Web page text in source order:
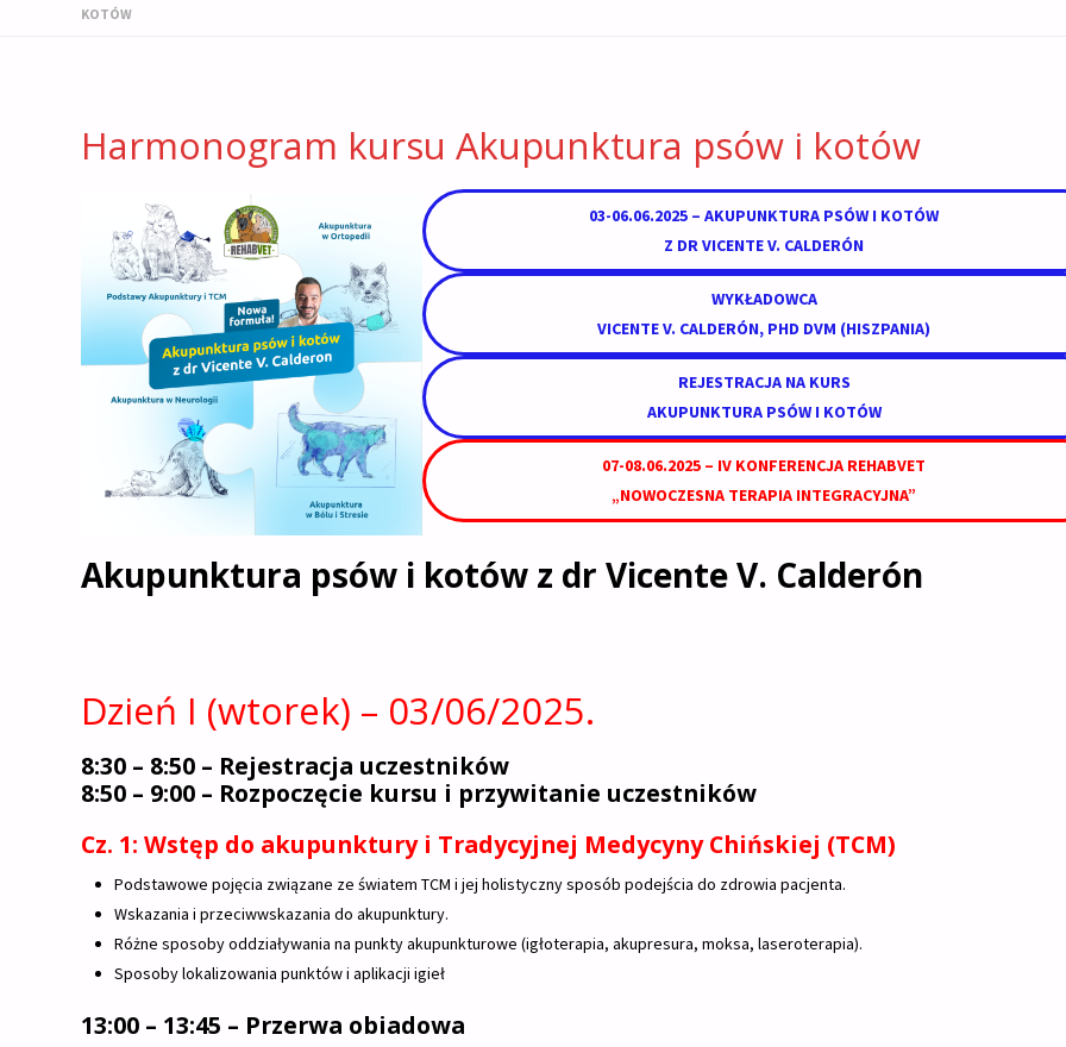
GŁÓWNA
KOTÓW
Harmonogram kursu Akupunktura psów i kotów
03-06.06.2025 – AKUPUNKTURA PSÓW I KOTÓW
Z DR VICENTE V. CALDERÓN
WYKŁADOWCA
VICENTE V. CALDERÓN, PHD DVM (HISZPANIA)
REJESTRACJA NA KURS
AKUPUNKTURA PSÓW I KOTÓW
07-08.06.2025 – IV KONFERENCJA REHABVET
„NOWOCZESNA TERAPIA INTEGRACYJNA”
Akupunktura psów i kotów z dr Vicente V. Calderón
Dzień I (wtorek) – 03/06/2025.
8:30 – 8:50 – Rejestracja uczestników
8:50 – 9:00 – Rozpoczęcie kursu i przywitanie uczestników
Cz. 1: Wstęp do akupunktury i Tradycyjnej Medycyny Chińskiej (TCM)
Podstawowe pojęcia związane ze światem TCM i jej holistyczny sposób podejścia do zdrowia pacjenta.
Wskazania i przeciwwskazania do akupunktury.
Różne sposoby oddziaływania na punkty akupunkturowe (igłoterapia, akupresura, moksa, laseroterapia).
Sposoby lokalizowania punktów i aplikacji igieł
13:00 – 13:45 – Przerwa obiadowa